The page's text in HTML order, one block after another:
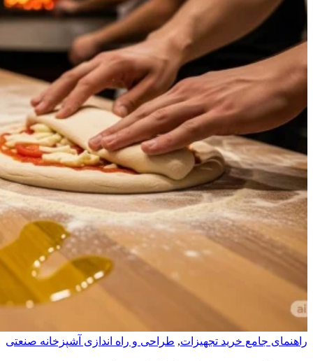
راهنمای جامع خرید تجهیزات, طراحی و راه‌ اندازی آشپزخانه صنعتی